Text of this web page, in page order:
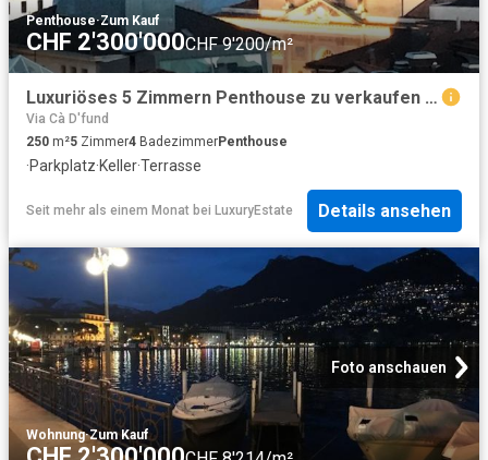
Penthouse·Zum Kauf
CHF 2'300'000CHF 9'200/m²
Luxuriöses 5 Zimmern Penthouse zu verkaufen Lugano, Tessin
Via Cà D'fund
250 m²5 Zimmer4 BadezimmerPenthouse
·Parkplatz·Keller·Terrasse
Seit mehr als einem Monat bei LuxuryEstate Details ansehen
Foto anschauen
Wohnung·Zum Kauf